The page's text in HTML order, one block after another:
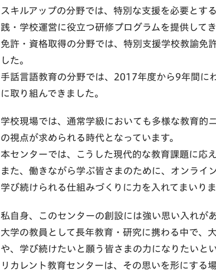
スキルアップの分野では、特別な支援を必要とす
践・学校運営に役立つ研修プログラムを提供してき
免許・資格取得の分野では、特別支援学校教諭免
した。
手話言語教育の分野では、2017年度から9年間に
に取り組んできました。
学校現場では、通常学級においても多様な教育的
の視点が求められる時代となっています。
本センターでは、こうした現代的な教育課題に応
また、働きながら学ぶ皆さまのために、オンライ
学び続けられる仕組みづくりに力を入れてまいりま
私自身、このセンターの創設には強い思い入れがあ
大学の教員として長年教育・研究に携わる中で、
や、学び続けたいと願う皆さまの力になりたいと
リカレント教育センターは、その思いを形にする場